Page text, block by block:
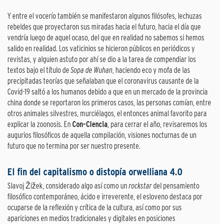
Y entre el vocerío también se manifestaron algunos filósofes, lechuzas
rebeldes que proyectaron sus miradas hacia el futuro, hacia el día que
vendría luego de aquel ocaso, del que en realidad no sabemos si hemos
salido en realidad. Los vaticinios se hicieron públicos en periódicos y
revistas, y alguien astuto por ahí se dio a la tarea de compendiar los
textos bajo el título de Sopa de Wuhan, haciendo eco y mofa de las
precipitadas teorías que señalaban que el coronavirus causante de la
Covid-19 saltó a los humanos debido a que en un mercado de la provincia
china donde se reportaron los primeros casos, las personas comían, entre
otros animales silvestres, murciélagos, el entonces animal favorito para
explicar la zoonosis. EnCon-Ciencia, para cerrar el año, revisaremos los
augurios filosóficos de aquella compilación, visiones nocturnas de un
futuro que no termina por ser nuestro presente.
El fin del capitalismo o distopía orwelliana 4.0
Slavoj Žižek, considerado algo así como unrockstardel pensamiento
filosófico contemporáneo, ácido e irreverente, el esloveno destaca por
ocuparse de la reflexión y crítica de la cultura, así como por sus
apariciones en medios tradicionales y digitales en posiciones